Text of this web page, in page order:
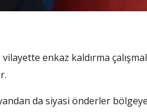
enkaz kaldırma
da siyasi önderler